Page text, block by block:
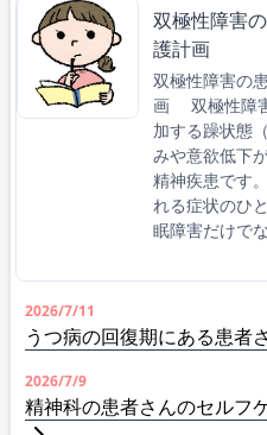
双極性障害
護計画
双極性障害の
画 双極性障
加する躁状態
みや意欲低下
精神疾患です
れる症状のひ
眠障害だけで
2026/7/11
うつ病の回復期にある患者
2026/7/9
精神科の患者さんのセルフ